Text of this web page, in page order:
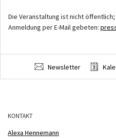
Die Veranstaltung ist nicht
Anmeldung per E-Mail gebeten:
Newsletter
KONTAKT
Alexa Hennemann